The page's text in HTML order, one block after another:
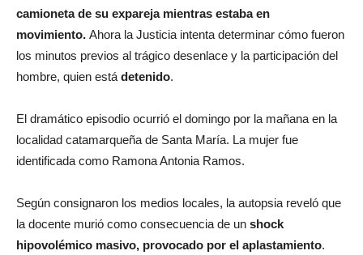
camioneta de su expareja mientras estaba en
movimiento. Ahora la Justicia intenta determinar cómo fueron
los minutos previos al trágico desenlace y la participación del
hombre, quien está detenido.
El dramático episodio ocurrió el domingo por la mañana en la
localidad catamarqueña de Santa María. La mujer fue
identificada como Ramona Antonia Ramos.
Según consignaron los medios locales, la autopsia reveló que
la docente murió como consecuencia de un shock
hipovolémico masivo, provocado por el aplastamiento.